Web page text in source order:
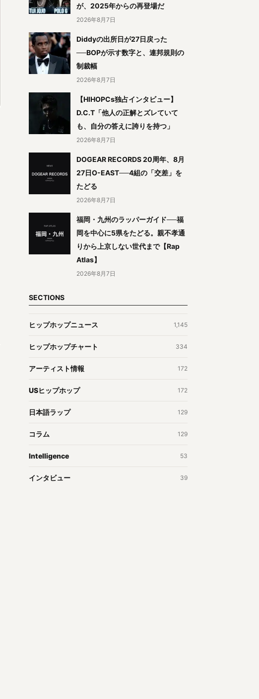
が、2025年からの再登場だ
2026年8月7日
Diddyの出所日が27日戻った
──BOPが示す数字と、連邦規則の
制裁幅
2026年8月7日
【HIHOPCs独占インタビュー】
D.C.T「他人の正解とズレていて
も、自分の答えに誇りを持つ」
2026年8月7日
DOGEAR RECORDS 20周年、8月
27日O-EAST──4組の「交差」を
たどる
2026年8月7日
福岡・九州のラッパーガイド──福
岡を中心に5県をたどる。親不孝通
りから上京しない世代まで【Rap
Atlas】
2026年8月7日
SECTIONS
ヒップホップニュース 1,145
ヒップホップチャート 334
アーティスト情報 172
USヒップホップ 172
日本語ラップ 129
コラム 129
Intelligence 53
インタビュー 39